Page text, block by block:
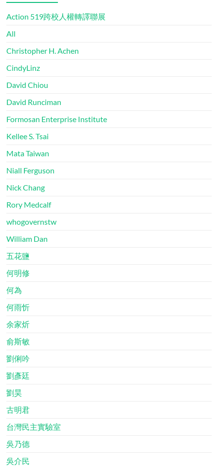
Action 519跨校人權轉譯聯展
All
Christopher H. Achen
CindyLinz
David Chiou
David Runciman
Formosan Enterprise Institute
Kellee S. Tsai
Mata Taiwan
Niall Ferguson
Nick Chang
Rory Medcalf
whogovernstw
William Dan
五花鹽
何明修
何為
何雨忻
余家炘
俞斯敏
劉俐吟
劉彥廷
劉昊
古明君
台灣民主實驗室
吳乃德
吳介民